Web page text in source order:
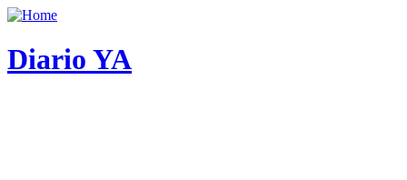
Diario YA